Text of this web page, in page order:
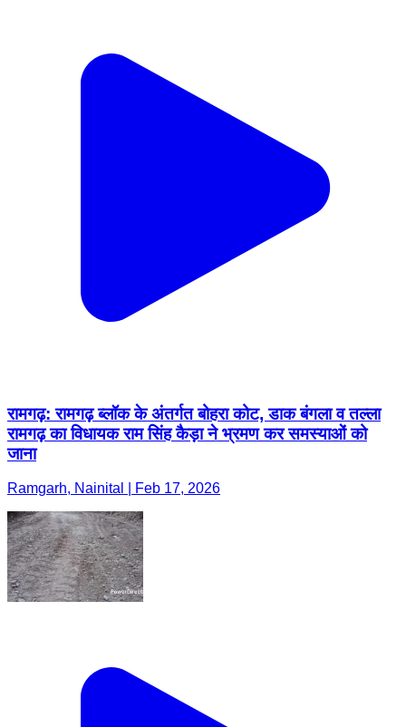
रामगढ़: रामगढ़ ब्लॉक के अंतर्गत बोहरा कोट, डाक बंगला व तल्ला
रामगढ़ का विधायक राम सिंह कैड़ा ने भ्रमण कर समस्याओं को
जाना
Ramgarh, Nainital | Feb 17, 2026